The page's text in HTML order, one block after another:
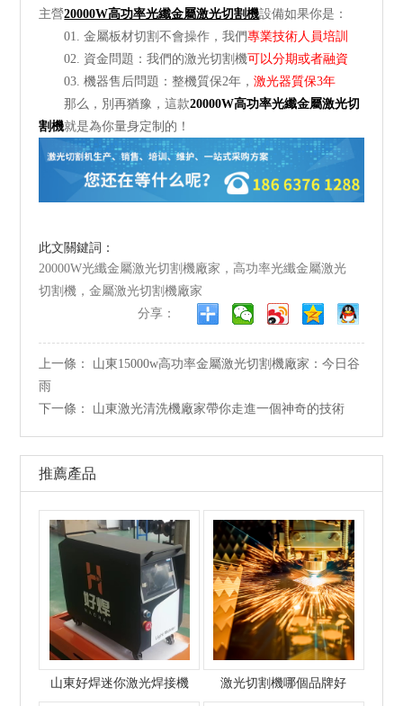
主營20000W高功率光纖金屬激光切割機設備如果你是：
01. 金屬板材切割不會操作，我們專業技術人員培訓
02. 資金問題：我們的激光切割機可以分期或者融資
03. 機器售后問題：整機質保2年，激光器質保3年
那么，別再猶豫，這款20000W高功率光纖金屬激光切
割機就是為你量身定制的！
此文關鍵詞：
20000W光纖金屬激光切割機廠家，高功率光纖金屬激光
切割機，金屬激光切割機廠家
分享：
上一條： 山東15000w高功率金屬激光切割機廠家：今日谷
雨
下一條： 山東激光清洗機廠家帶你走進一個神奇的技術
推薦產品
山東好焊迷你激光焊接機 激光切割機哪個品牌好